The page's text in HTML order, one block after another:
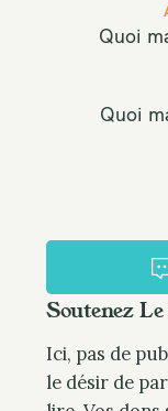
g
t
i
o
n
Quoi
Quoi
Soutenez
Ici, pas de
le désir de